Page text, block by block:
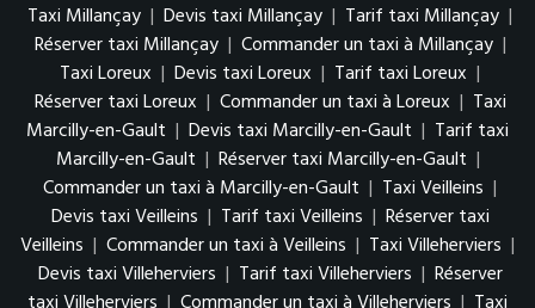
Taxi Millançay | Devis taxi Millançay | Tarif taxi Millançay |
Réserver taxi Millançay | Commander un taxi à Millançay |
Taxi Loreux | Devis taxi Loreux | Tarif taxi Loreux |
Réserver taxi Loreux | Commander un taxi à Loreux | Taxi
Marcilly-en-Gault | Devis taxi Marcilly-en-Gault | Tarif taxi
Marcilly-en-Gault | Réserver taxi Marcilly-en-Gault |
Commander un taxi à Marcilly-en-Gault | Taxi Veilleins |
Devis taxi Veilleins | Tarif taxi Veilleins | Réserver taxi
Veilleins | Commander un taxi à Veilleins | Taxi Villeherviers |
Devis taxi Villeherviers | Tarif taxi Villeherviers | Réserver